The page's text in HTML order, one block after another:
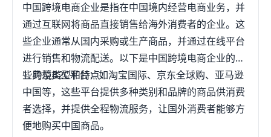
中国跨境电商企业是指在中国境内经营电商业务，并
通过互联网将商品直接销售给海外消费者的企业。这
些企业通常从国内采购或生产商品，并通过在线平台
进行销售和物流配送。以下是中国跨境电商企业的一
些典型类型和特点：
1. 跨境B2C平台：如淘宝国际、京东全球购、亚马逊
中国等，这些平台提供多种类别和品牌的商品供消费
者选择，并提供全程物流服务，让国外消费者能够方
便地购买中国商品。